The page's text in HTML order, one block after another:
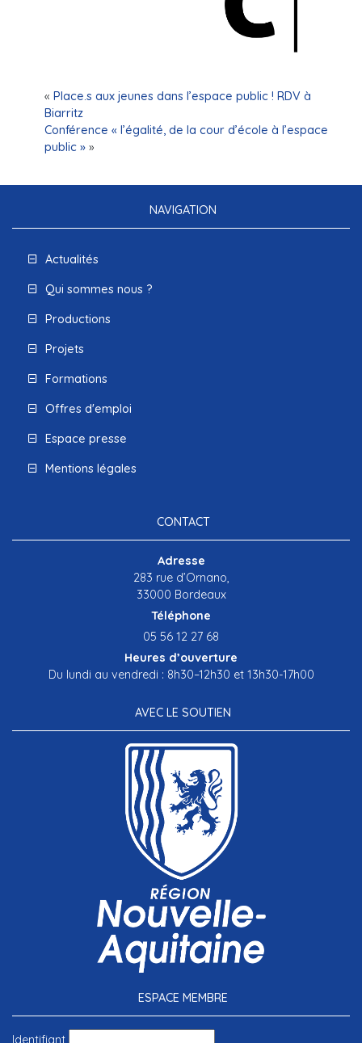
« Place.s aux jeunes dans l’espace public ! RDV à
Biarritz
Conférence « l’égalité, de la cour d’école à l’espace
public » »
NAVIGATION
Actualités
Qui sommes nous ?
Productions
Projets
Formations
Offres d'emploi
Espace presse
Mentions légales
CONTACT
Adresse
283 rue d’Ornano,
33000 Bordeaux
Téléphone
05 56 12 27 68
Heures d’ouverture
Du lundi au vendredi : 8h30–12h30 et 13h30-17h00
AVEC LE SOUTIEN
ESPACE MEMBRE
Identifiant